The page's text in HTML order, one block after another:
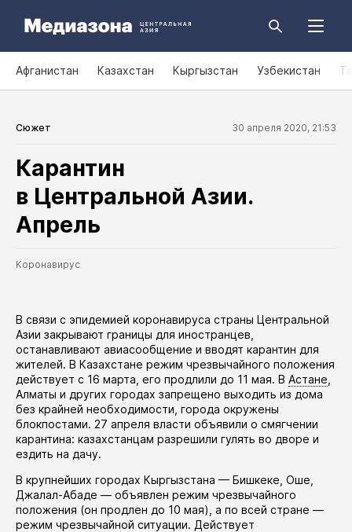
Афганистан Казахстан Кыргызстан Узбекистан
Сюжет 30 апреля 2020, 21:53
Карантин
в Центральной Азии.
Апрель
Коронавирус
В связи с эпидемией коронавируса страны Центральной
Азии закрывают границы для иностранцев,
останавливают авиасообщение и вводят карантин для
жителей. В Казахстане режим чрезвычайного положения
действует с 16 марта, его продлили до 11 мая. В Астане
Алматы и других городах запрещено выходить из дома
без крайней необходимости, города окружены
блокпостами. 27 апреля власти объявили о смягчении
карантина: казахстанцам разрешили гулять во дворе и
ездить на дачу.
В крупнейших городах Кыргызстана — Бишкеке, Оше,
Джалал-Абаде — объявлен режим чрезвычайного
положения (он продлен до 10 мая), а по всей стране —
режим чрезвычайной ситуации. Действует